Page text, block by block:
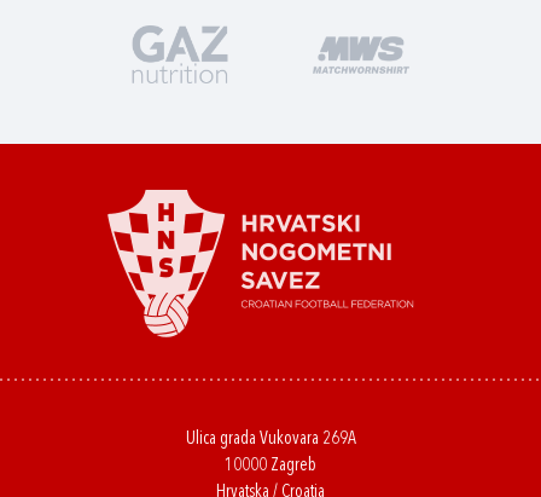
Ulica grada Vukovara 269A
10000 Zagreb
Hrvatska / Croatia